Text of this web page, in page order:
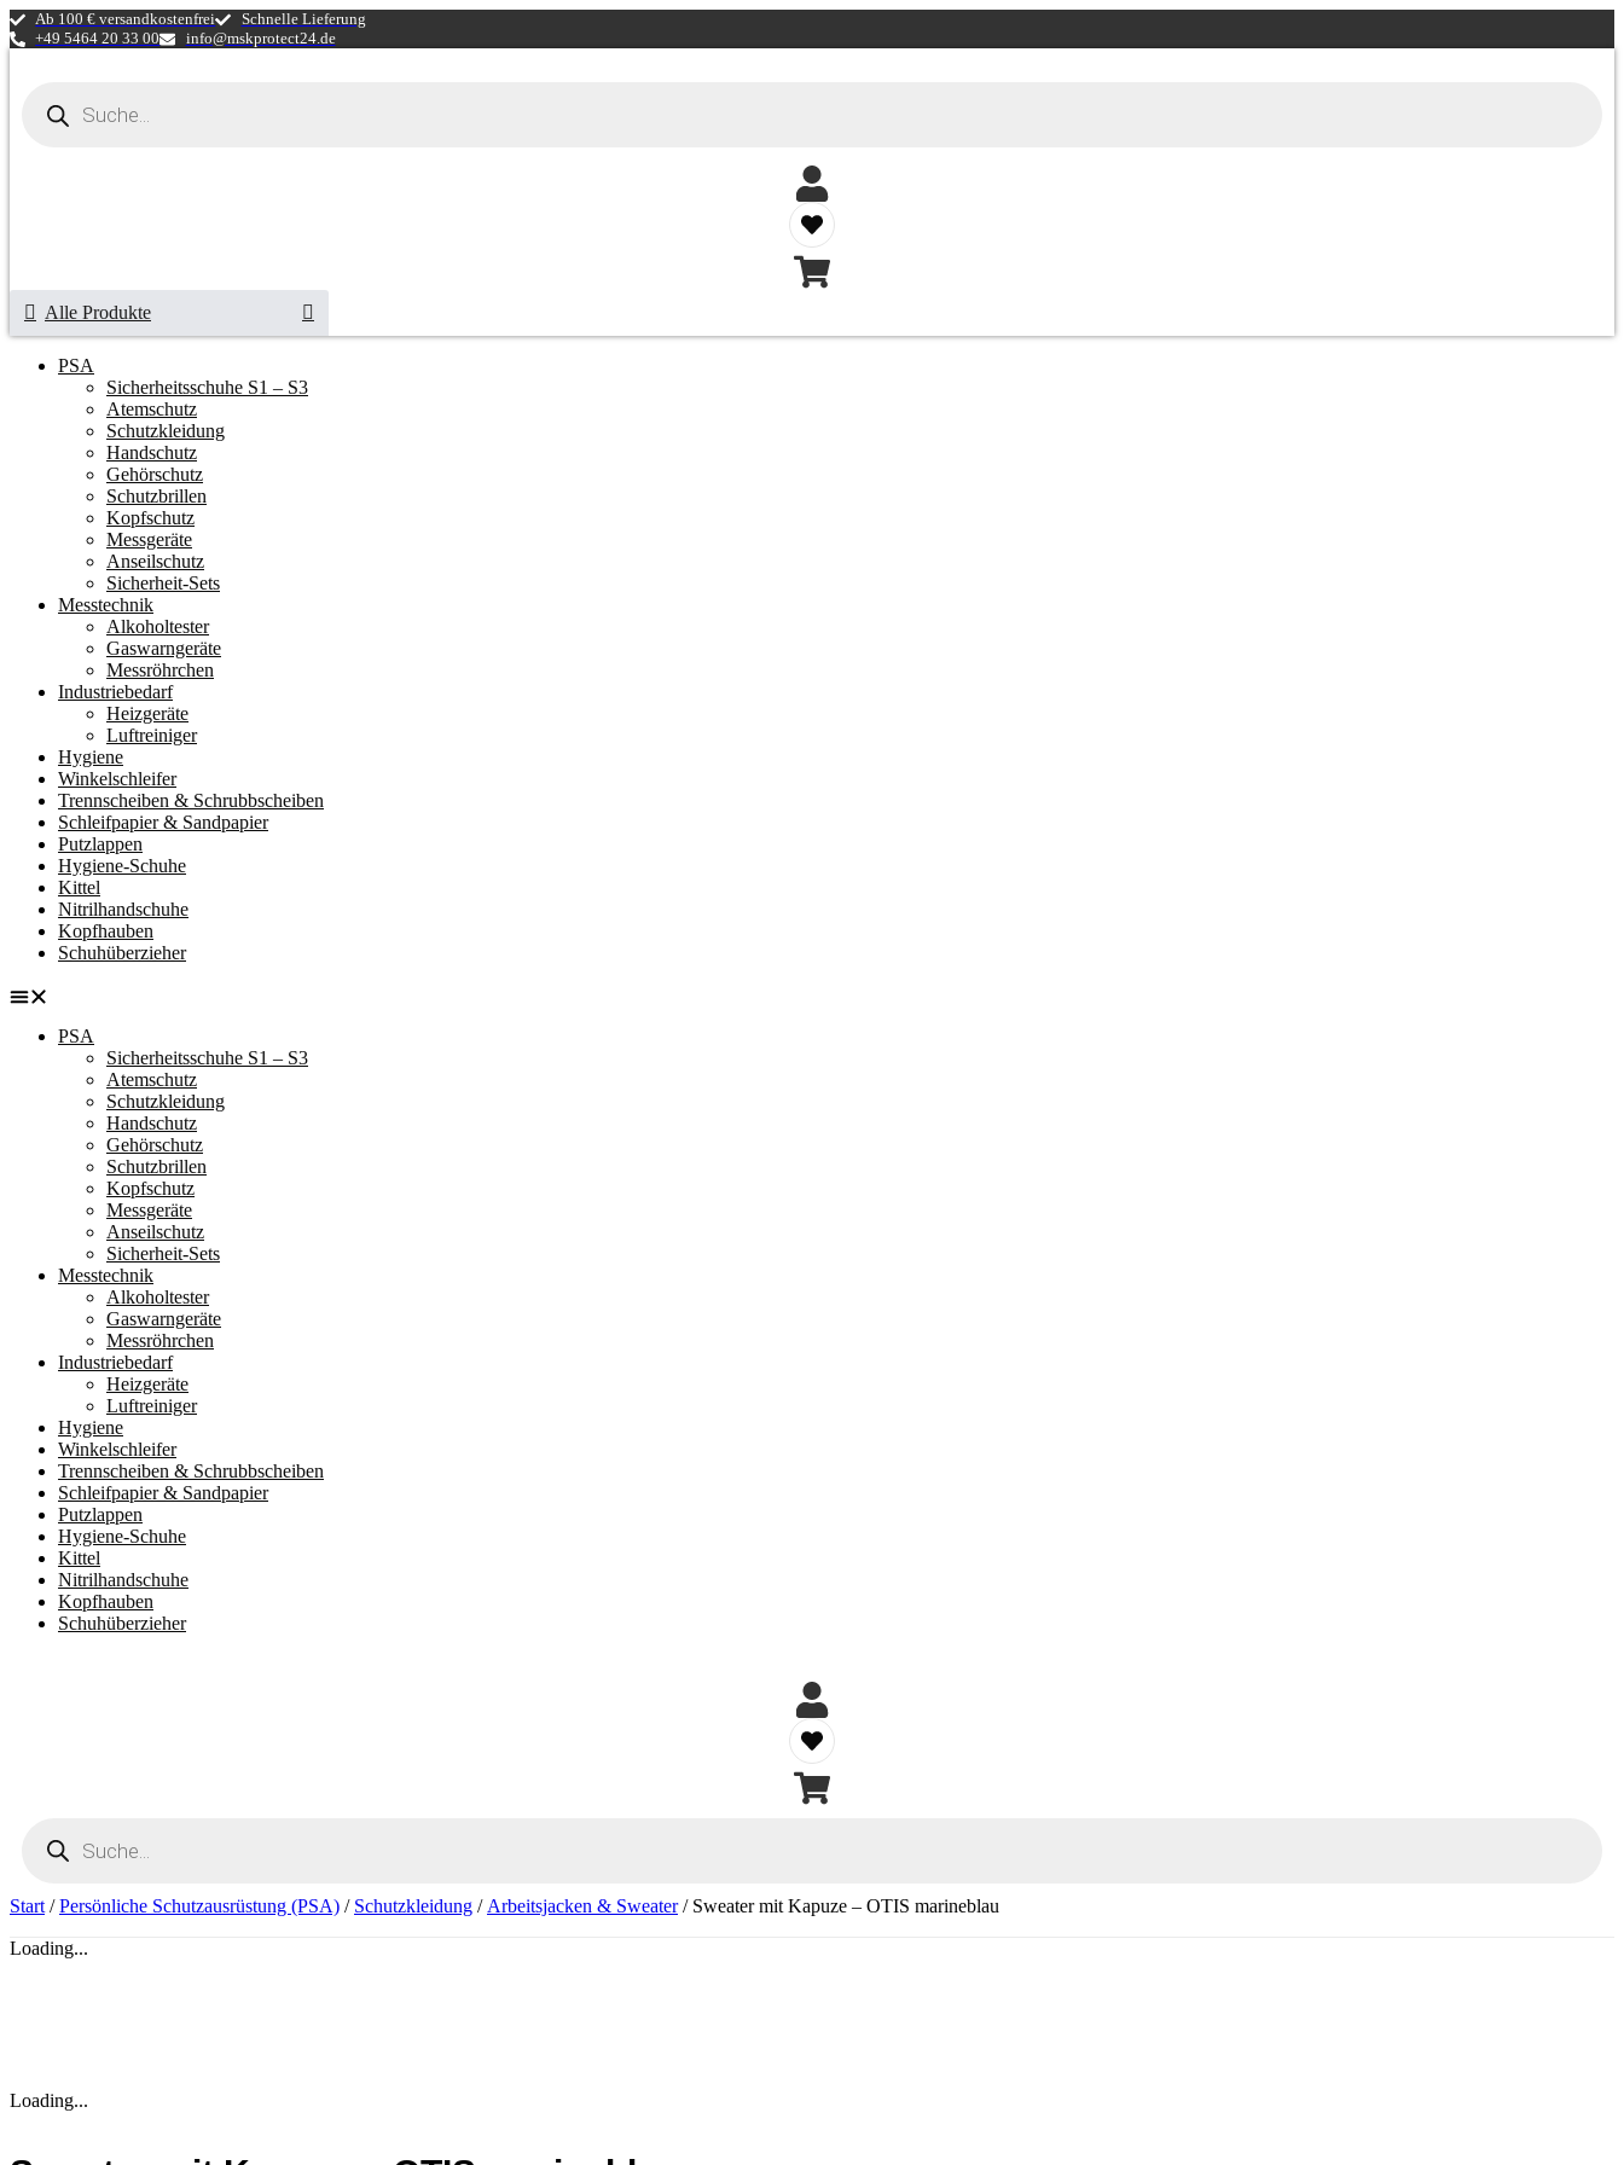
Ab 100 € versandkostenfrei
Schnelle Lieferung
+49 5464 20 33 00
info@mskprotect24.de
search
Alle Produkte
PSA
Sicherheitsschuhe S1 – S3
Atemschutz
Schutzkleidung
Handschutz
Gehörschutz
Schutzbrillen
Kopfschutz
Messgeräte
Anseilschutz
Sicherheit-Sets
Messtechnik
Alkoholtester
Gaswarngeräte
Messröhrchen
Industriebedarf
Heizgeräte
Luftreiniger
Hygiene
Winkelschleifer
Trennscheiben & Schrubbscheiben
Schleifpapier & Sandpapier
Putzlappen
Hygiene-Schuhe
Kittel
Nitrilhandschuhe
Kopfhauben
Schuhüberzieher
PSA
Sicherheitsschuhe S1 – S3
Atemschutz
Schutzkleidung
Handschutz
Gehörschutz
Schutzbrillen
Kopfschutz
Messgeräte
Anseilschutz
Sicherheit-Sets
Messtechnik
Alkoholtester
Gaswarngeräte
Messröhrchen
Industriebedarf
Heizgeräte
Luftreiniger
Hygiene
Winkelschleifer
Trennscheiben & Schrubbscheiben
Schleifpapier & Sandpapier
Putzlappen
Hygiene-Schuhe
Kittel
Nitrilhandschuhe
Kopfhauben
Schuhüberzieher
search
Start /Persönliche Schutzausrüstung (PSA) / Schutzkleidung / Arbeitsjacken & Sweater/ Sweater mit Kapuze – OTIS marineblau
Loading...
Loading...